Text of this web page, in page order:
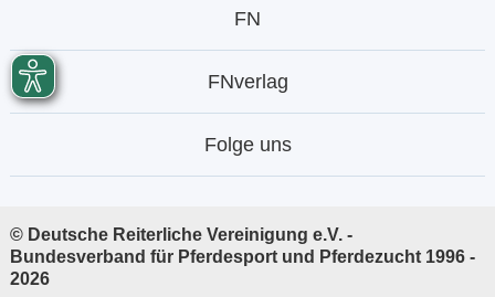
FN
FNverlag
Folge uns
© Deutsche Reiterliche Vereinigung e.V. -
Bundesverband für Pferdesport und Pferdezucht 1996 -
2026